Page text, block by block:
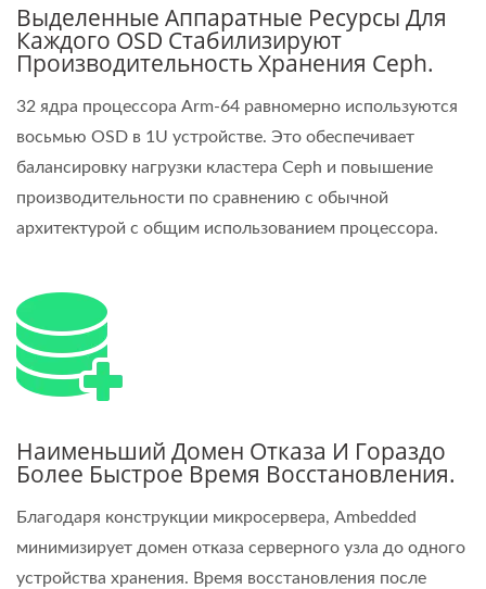
Выделенные Аппаратные Ресурсы Для
Каждого OSD Стабилизируют
Производительность Хранения Ceph.
32 ядра процессора Arm-64 равномерно используются
восьмью OSD в 1U устройстве. Это обеспечивает
балансировку нагрузки кластера Ceph и повышение
производительности по сравнению с обычной
архитектурой с общим использованием процессора.
Наименьший Домен Отказа И Гораздо
Более Быстрое Время Восстановления.
Благодаря конструкции микросервера, Ambedded
минимизирует домен отказа серверного узла до одного
устройства хранения. Время восстановления после